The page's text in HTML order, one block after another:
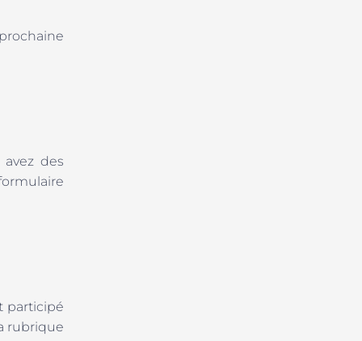
des
participé
rubrique